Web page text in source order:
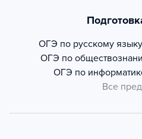
ОГЭ по русскому языку
ОГЭ по
ОГЭ по
Все